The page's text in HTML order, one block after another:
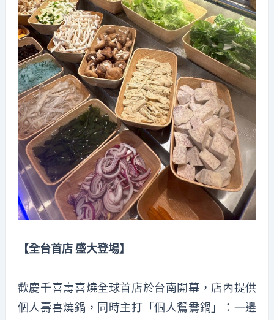
【全台首店 盛大登場】
歡慶千喜壽喜燒全球首店於台南開幕，店內提供
個人壽喜燒鍋，同時主打「個人鴛鴦鍋」：一邊